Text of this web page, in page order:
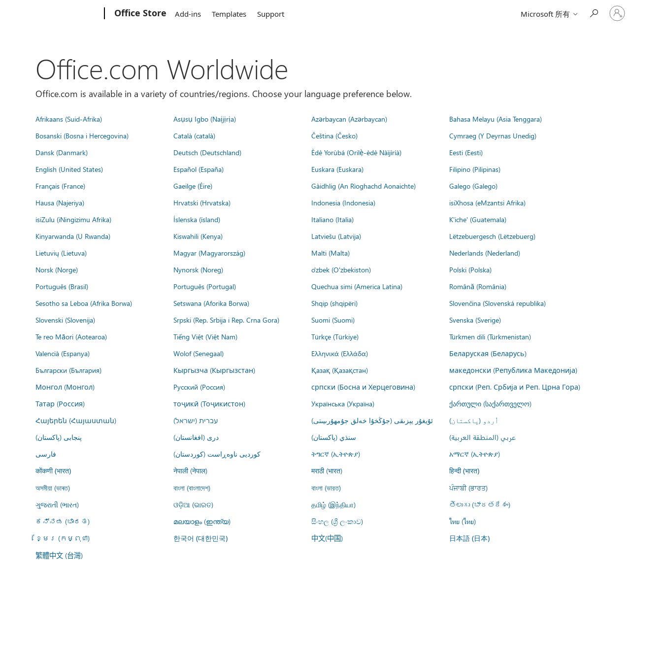
Office Store Add-ins Templates Support Microsoft 所有
登
入
Office.com Worldwide
Office.com is available in a variety of countries/regions. Choose your language preference below.
Afrikaans (Suid-Afrika) Asụsụ Igbo (Naịjịrịa) Azərbaycan (Azərbaycan)
Bahasa Melayu (Asia Tenggara)
Bosanski (Bosna i Hercegovina)
Català (català) Čeština (Česko)
Cymraeg (Y Deyrnas Unedig)
Dansk (Danmark)
Deutsch (Deutschland) Èdè Yorùbá (Orilẹ̀-èdè Nàìjíríà)
Eesti (Eesti)
English (United States)
Español (España) Euskara (Euskara)
Filipino (Pilipinas)
Français (France)
Gaeilge (Éire) Gàidhlig (An Rìoghachd Aonaichte)
Galego (Galego)
Hausa (Najeriya)
Hrvatski (Hrvatska) Indonesia (Indonesia)
isiXhosa (eMzantsi Afrika)
isiZulu (iNingizimu Afrika)
Íslenska (ísland) Italiano (Italia)
K'iche' (Guatemala)
Kinyarwanda (U Rwanda)
Kiswahili (Kenya) Latviešu (Latvija)
Lëtzebuergesch (Lëtzebuerg)
Lietuvių (Lietuva)
Magyar (Magyarország) Malti (Malta)
Nederlands (Nederland)
Norsk (Norge)
Nynorsk (Noreg) o'zbek (O'zbekiston)
Polski (Polska)
Português (Brasil)
Português (Portugal) Quechua simi (America Latina)
Română (România)
Sesotho sa Leboa (Afrika Borwa)
Setswana (Aforika Borwa) Shqip (shqipëri)
Slovenčina (Slovenská republika)
Slovenski (Slovenija)
Srpski (Rep. Srbija i Rep. Crna Gora) Suomi (Suomi)
Svenska (Sverige)
Te reo Māori (Aotearoa)
Tiếng Việt (Việt Nam) Türkçe (Türkiye)
Türkmen dili (Türkmenistan)
Valencià (Espanya)
Wolof (Senegaal) Ελληνικά (Ελλάδα)
Беларуская (Беларусь)
Български (България)
Кыргызча (Кыргызстан) Қазақ (Қазақстан)
македонски (Република Македонија)
Монгол (Монгол)
Русский (Россия) српски (Босна и Херцеговина)
српски (Реп. Србија и Реп. Црна Гора)
Татар (Россия)
тоҷикӣ (Тоҷикистон) Українська (Україна)
ქართული (საქართველო)
Հայերեն (Հայաստան)
עברית (ישראל) ئۇيغۇر يېزىقى (جۇڭخۇا خەلق جۇمھۇرىيىتى)
اُردو (پاکستان)
پنجابی (پاکستان)
درى (افغانستان) سنڌي (پاکستان)
عربي (المنطقة العربية)
فارسى
کوردیی ناوەڕاست (کوردستان) ትግርኛ (ኢትዮጵያ) አማርኛ (ኢትዮጵያ)
कोंकणी (भारत) नेपाली (नेपाल) मराठी (भारत) हिन्दी (भारत)
অসমীয়া (ভাৰত) বাংলা (বাংলাদেশ) বাংলা (ভারত)
ਪੰਜਾਬੀ (ਭਾਰਤ)
ગુજરાતી (ભારત)
ଓଡ଼ିଆ (ଭାରତ) தமிழ் (இந்தியா)
తెలుగు (భారతదేశం)
ಕನ್ನಡ (ಭಾರತ)
മലയാളം (ഇന്ത്യ) සිංහල (ශ්‍රී ලංකාව)
ไทย (ไทย)
ខ្មែរ (កម្ពុជា)
한국어 (대한민국) 中文(中国) 日本語 (日本)
繁體中文 (台灣)